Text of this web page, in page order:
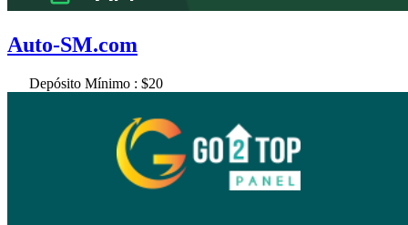
Auto-SM.com
Depósito Mínimo : $20